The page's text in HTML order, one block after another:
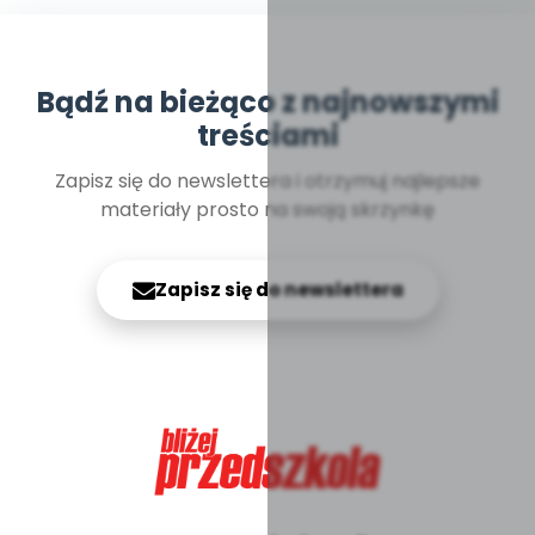
Bądź na bieżąco z najnowszymi
treściami
Zapisz się do newslettera i otrzymuj najlepsze
materiały prosto na swoją skrzynkę
Zapisz się do newslettera